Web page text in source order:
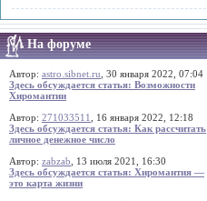
На форуме
Автор: astro.sibnet.ru , 30 января 2022, 07:04
Здесь обсуждается статья: Возможности
Хиромантии
Автор: 271033511
, 16 января 2022, 12:18
Здесь обсуждается статья: Как рассчитать
личное денежное число
Автор: zabzab , 13 июля 2021, 16:30
Здесь обсуждается статья: Хиромантия —
это карта жизни